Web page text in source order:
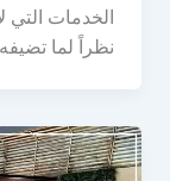
الخدمات التي
نظراً لما تضيفه